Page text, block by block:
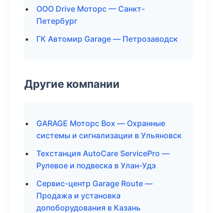
ООО Drive Моторс — Санкт-
Петербург
ГК Автомир Garage — Петрозаводск
Другие компании
GARAGE Моторс Box — Охранные
системы и сигнализации в Ульяновск
Техстанция AutoCare ServicePro —
Рулевое и подвеска в Улан-Удэ
Сервис-центр Garage Route —
Продажа и установка
допоборудования в Казань